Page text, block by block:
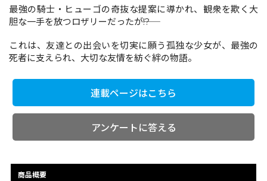
最強の騎士・ヒューゴの奇抜な提案に導かれ、観衆を欺く大
胆な一手を放つロザリーだったが――!?
これは、友達との出会いを切実に願う孤独な少女が、最強の
死者に支えられ、大切な友情を紡ぐ絆の物語。
連載ページはこちら
アンケートに答える
商品概要